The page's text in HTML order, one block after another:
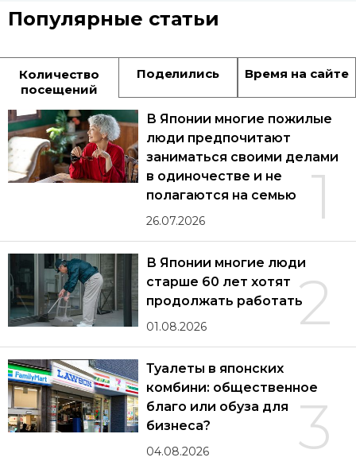
Популярные статьи
Количество
посещений
Поделились Время на сайте
1
В Японии многие пожилые
люди предпочитают
заниматься своими делами
в одиночестве и не
полагаются на семью
26.07.2026
2
В Японии многие люди
старше 60 лет хотят
продолжать работать
01.08.2026
3
Туалеты в японских
комбини: общественное
благо или обуза для
бизнеса?
04.08.2026